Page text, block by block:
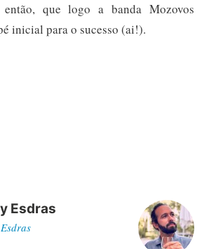
então, que logo a banda Mozovos
inicial para o sucesso (ai!).
Esdras